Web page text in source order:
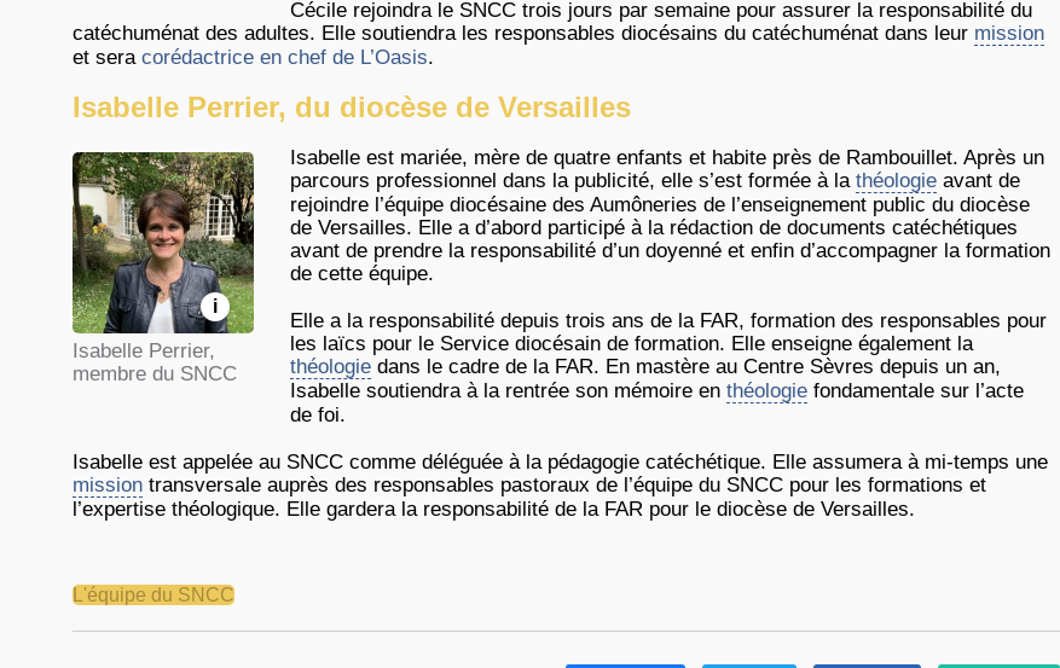
Cécile rejoindra le SNCC trois jours par semaine pour assurer la responsabilité du
catéchuménat des adultes. Elle soutiendra les responsables diocésains du catéchuménat dans leur mission
et sera corédactrice en chef de L’Oasis.
Isabelle Perrier, du diocèse de Versailles
i
Isabelle Perrier,
membre du SNCC
Isabelle est mariée, mère de quatre enfants et habite près de Rambouillet. Après un
parcours professionnel dans la publicité, elle s’est formée à la théologie avant de
rejoindre l’équipe diocésaine des Aumôneries de l’enseignement public du diocèse
de Versailles. Elle a d’abord participé à la rédaction de documents catéchétiques
avant de prendre la responsabilité d’un doyenné et enfin d’accompagner la formation
de cette équipe.
Elle a la responsabilité depuis trois ans de la FAR, formation des responsables pour
les laïcs pour le Service diocésain de formation. Elle enseigne également la
théologie dans le cadre de la FAR. En mastère au Centre Sèvres depuis un an,
Isabelle soutiendra à la rentrée son mémoire en théologie fondamentale sur l’acte
de foi.
Isabelle est appelée au SNCC comme déléguée à la pédagogie catéchétique. Elle assumera à mi-temps une
mission transversale auprès des responsables pastoraux de l’équipe du SNCC pour les formations et
l’expertise théologique. Elle gardera la responsabilité de la FAR pour le diocèse de Versailles.
L'équipe du SNCC